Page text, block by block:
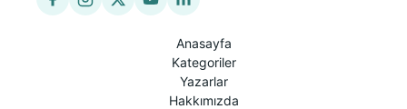
Anasayfa
Kategoriler
Yazarlar
Hakkımızda